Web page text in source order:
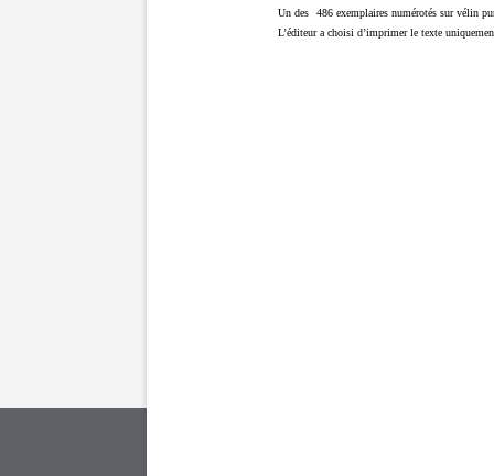
Un des
486 exemplaires numérotés sur vélin
L’éditeur a choisi d’imprimer le texte